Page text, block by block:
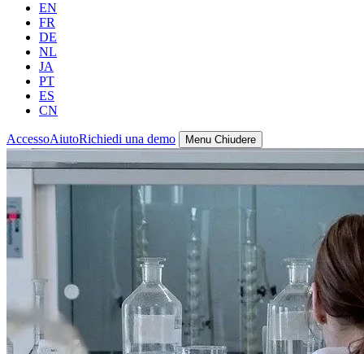
EN
FR
DE
NL
JA
PT
ES
CN
AccessoAiutoRichiedi una demo Menu Chiudere